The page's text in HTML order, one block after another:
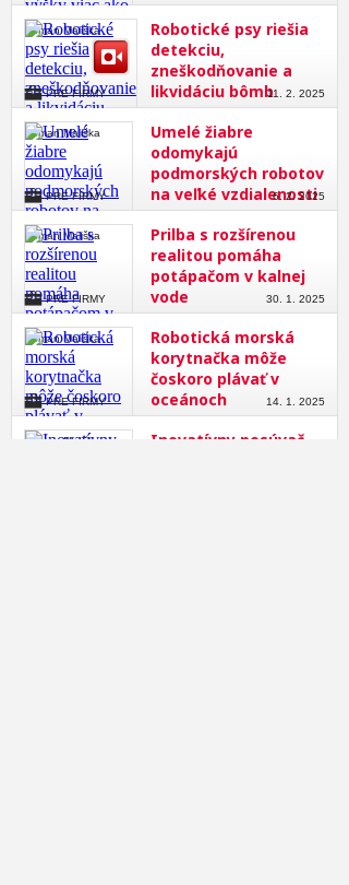
Robotické psy riešia
detekciu,
zneškodňovanie a
likvidáciu bômb
Roman Mališka
11. 2. 2025
PRE FIRMY
Umelé žiabre
odomykajú
podmorských robotov
na veľké vzdialenosti
Roman Mališka
6. 2. 2025
PRE FIRMY
Prilba s rozšírenou
realitou pomáha
potápačom v kalnej
vode
Roman Mališka
30. 1. 2025
PRE FIRMY
Robotická morská
korytnačka môže
čoskoro plávať v
oceánoch
Roman Mališka
14. 1. 2025
PRE FIRMY
Inovatívny posúvač
Roman Mališka